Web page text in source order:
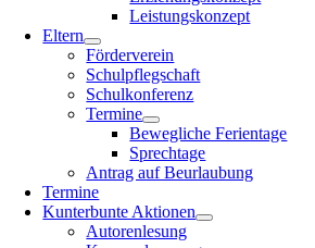
Leistungskonzept
Eltern
Förderverein
Schulpflegschaft
Schulkonferenz
Termine
Bewegliche Ferientage
Sprechtage
Antrag auf Beurlaubung
Termine
Kunterbunte Aktionen
Autorenlesung